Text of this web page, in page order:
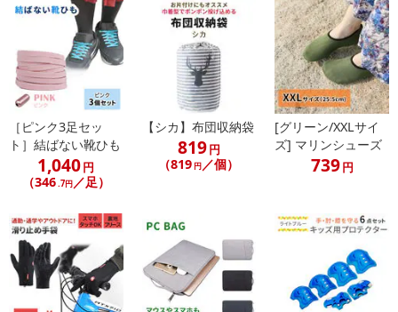
［ピンク3足セッ
ト］結ばない靴ひも
1,040円
（346.7円／足）
【シカ】布団収納袋
819円
（819 円 ／個）
[グリーン/XXLサイ
ズ] マリンシューズ
739円